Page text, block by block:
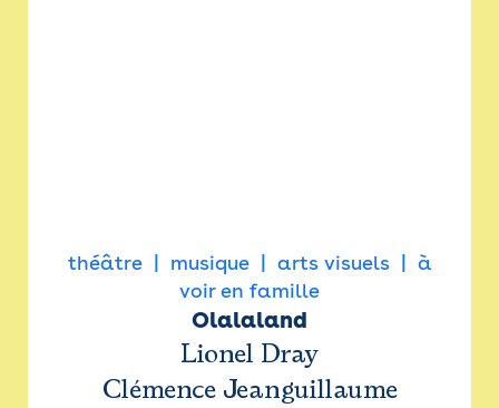
théâtre musique arts visuels
à
voir en famille
Olalaland
Lionel Dray
Clémence Jeanguillaume